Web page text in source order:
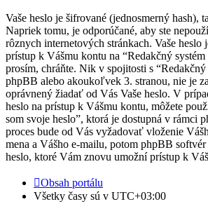
Vaše heslo je šifrované (jednosmerný hash),
Napriek tomu, je odporúčané, aby ste
rôznych internetových stránkach. Vaše heslo
prístup k Vášmu kontu na “Redakčný
prosím, chráňte. Nik v spojitosti s “Redakčný
phpBB alebo akoukoľvek 3. stranou, nie je
oprávnený žiadať od Vás Vaše heslo. V
heslo na prístup k Vášmu kontu, môžete
som svoje heslo”, ktorá je dostupná v rámci
proces bude od Vás vyžadovať vloženie
mena a Vášho e-mailu, potom phpBB
heslo, ktoré Vám znovu umožní prístup k
Obsah portálu
Všetky časy sú v UTC+03:00